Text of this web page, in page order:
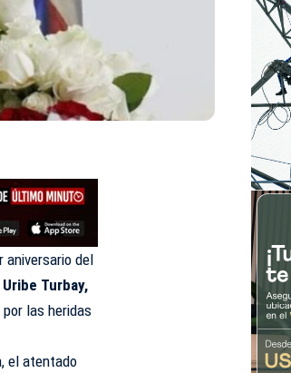
aniversario del
Turbay,
las heridas
el atentado